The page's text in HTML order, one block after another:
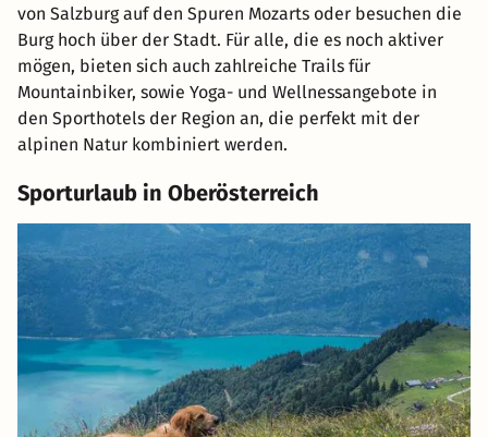
von Salzburg auf den Spuren Mozarts oder besuchen die
Burg hoch über der Stadt. Für alle, die es noch aktiver
mögen, bieten sich auch zahlreiche Trails für
Mountainbiker, sowie Yoga- und Wellnessangebote in
den Sporthotels der Region an, die perfekt mit der
alpinen Natur kombiniert werden.
Sporturlaub in Oberösterreich